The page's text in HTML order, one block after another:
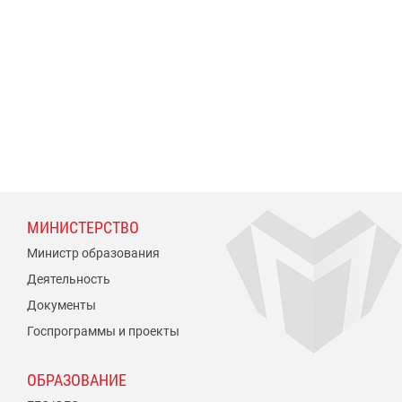
МИНИСТЕРСТВО
Министр образования
Деятельность
Документы
Госпрограммы и проекты
ОБРАЗОВАНИЕ